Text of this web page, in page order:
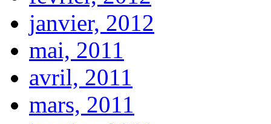
janvier, 2012
mai, 2011
avril, 2011
mars, 2011